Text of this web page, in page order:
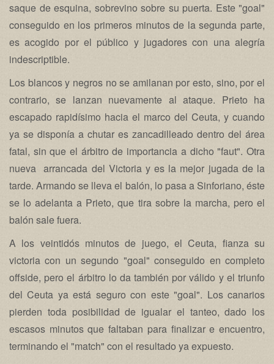
saque de esquina, sobrevino sobre su puerta. Este "goal"
conseguido en los primeros minutos de la segunda parte,
es acogido por el público y jugadores con una alegría
indescriptible.
Los blancos y negros no se amilanan por esto, sino, por el
contrario, se lanzan nuevamente al ataque. Prieto ha
escapado rapidísimo hacia el marco del Ceuta, y cuando
ya se disponía a chutar es zancadilleado dentro del área
fatal, sin que el árbitro de importancia a dicho "faut". Otra
nueva arrancada del Victoria y es la mejor jugada de la
tarde. Armando se lleva el balón, lo pasa a Sinforiano, éste
se lo adelanta a Prieto, que tira sobre la marcha, pero el
balón sale fuera.
A los veintidós minutos de juego, el Ceuta, fianza su
victoria con un segundo "goal" conseguido en completo
offside, pero el árbitro lo da también por válido y el triunfo
del Ceuta ya está seguro con este "goal". Los canarios
pierden toda posibilidad de igualar el tanteo, dado los
escasos minutos que faltaban para finalizar e encuentro,
terminando el "match" con el resultado ya expuesto.